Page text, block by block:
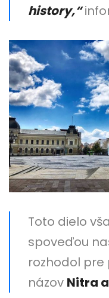
history,“
Toto dielo
spoveďou
rozhodol pre
názov Nitra